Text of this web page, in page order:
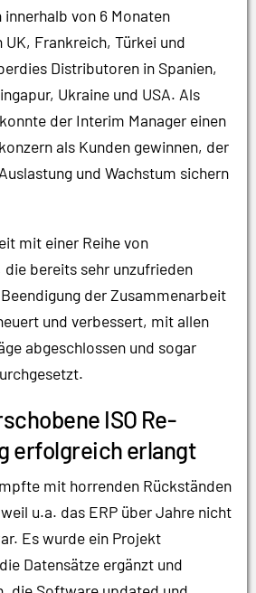
von 6 Monaten
Frankreich, Türkei und
Distributoren in Spanien,
Ukraine und USA. Als
der Interim Manager einen
als Kunden gewinnen, der
und Wachstum sichern
mit einer Reihe von
die bereits sehr unzufrieden
der Zusammenarbeit
und verbessert, mit allen
abgeschlossen und sogar
ISO Re-
erfolgreich erlangt
mit horrenden Rückständen
u.a. das ERP über Jahre nicht
Es wurde ein Projekt
Datensätze ergänzt und